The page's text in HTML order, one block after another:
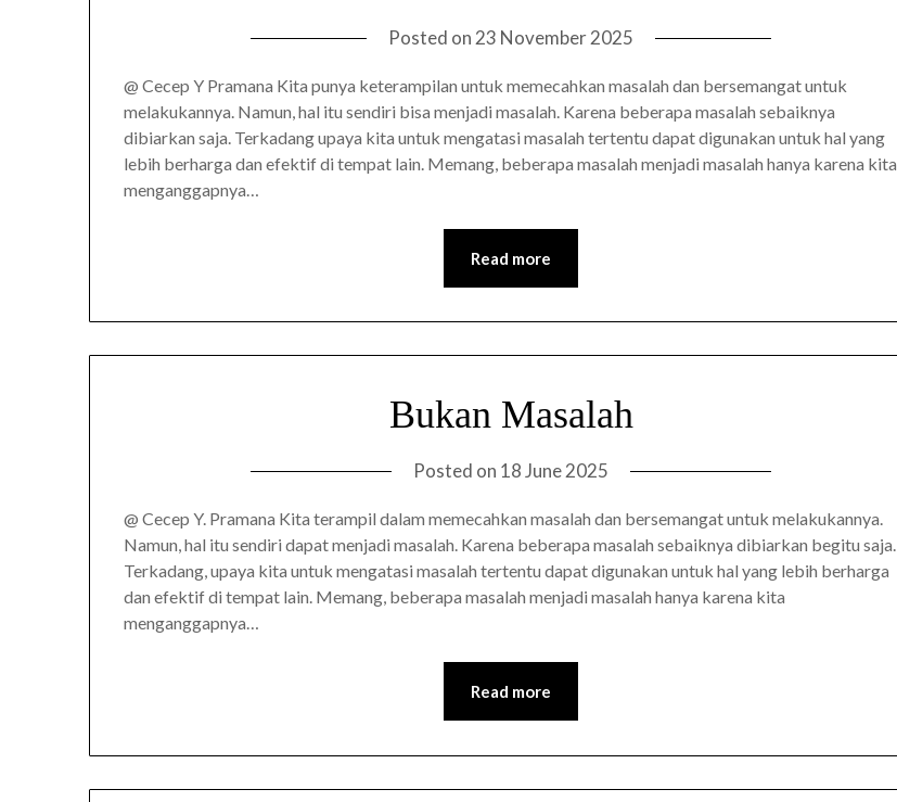
Posted on 23 November 2025
@ Cecep Y Pramana Kita punya keterampilan untuk memecahkan masalah dan bersemangat untuk
melakukannya. Namun, hal itu sendiri bisa menjadi masalah. Karena beberapa masalah sebaiknya
dibiarkan saja. Terkadang upaya kita untuk mengatasi masalah tertentu dapat digunakan untuk hal yang
lebih berharga dan efektif di tempat lain. Memang, beberapa masalah menjadi masalah hanya karena kita
menganggapnya…
Read more
Bukan Masalah
Posted on 18 June 2025
@ Cecep Y. Pramana Kita terampil dalam memecahkan masalah dan bersemangat untuk melakukannya.
Namun, hal itu sendiri dapat menjadi masalah. Karena beberapa masalah sebaiknya dibiarkan begitu saja.
Terkadang, upaya kita untuk mengatasi masalah tertentu dapat digunakan untuk hal yang lebih berharga
dan efektif di tempat lain. Memang, beberapa masalah menjadi masalah hanya karena kita
menganggapnya…
Read more